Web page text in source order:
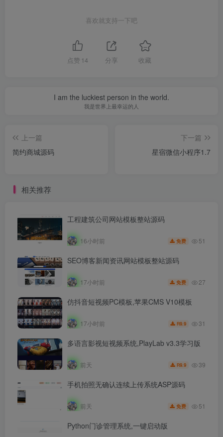
喜欢就支持一下吧
点赞 14 分享 收藏
I am the luckiest person in the world.
我是世界上最幸运的人
上一篇
简约商城源码
下一篇
星宿微信小程序1.7
相关推荐
工程建筑公司网站模板整站源码
16小时前 免费 51
SEO博客新闻资讯网站模板整站源码
17小时前 免费 27
仿抖音短视频PC模板,苹果CMS V10模板
17小时前 R9.9 31
多语言影视短视频系统,PlayLab v3.3学习版
前天 R9.9 39
手机拍照无确认连续上传系统ASP源码
前天 免费 51
Python门诊管理系统,一键启动版